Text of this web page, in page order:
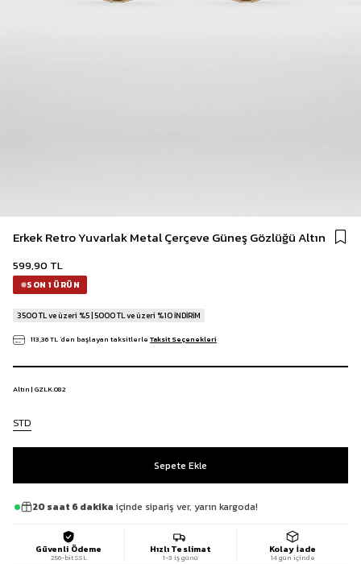
Erkek Retro Yuvarlak Metal Çerçeve Güneş Gözlüğü Altın
599,90 TL
SON 1 ÜRÜN
3500 TL ve üzeri %5 | 5000 TL ve üzeri %10 İNDİRİM
113,36 TL`den başlayan taksitlerle Taksit Seçenekleri
Altın | GZLK.082
STD
20 saat 6 dakika içinde sipariş ver, yarın kargoda!
Güvenli Ödeme
256-bit SSL
Hızlı Teslimat
1-3 iş günü
Kolay İade
14 gün içinde